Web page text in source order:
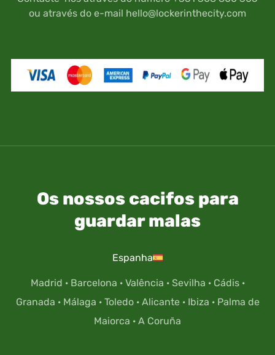
ou através do e-mail hello@lockerinthecity.com
Os nossos cacifos para
guardar malas
Espanha
Madrid · Barcelona · Valência · Sevilha · Cádis·
Granada · Málaga · Toledo· Alicante· Ibiza · Palma de
Maiorca · A Coruña